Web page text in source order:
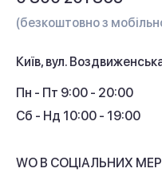
Кешбек
(безкоштовно з
Київ, вул.
Пн - Пт 9:00 - 20:00
Сб - Нд 10:00 - 19:00
WO В СОЦІАЛЬНИХ